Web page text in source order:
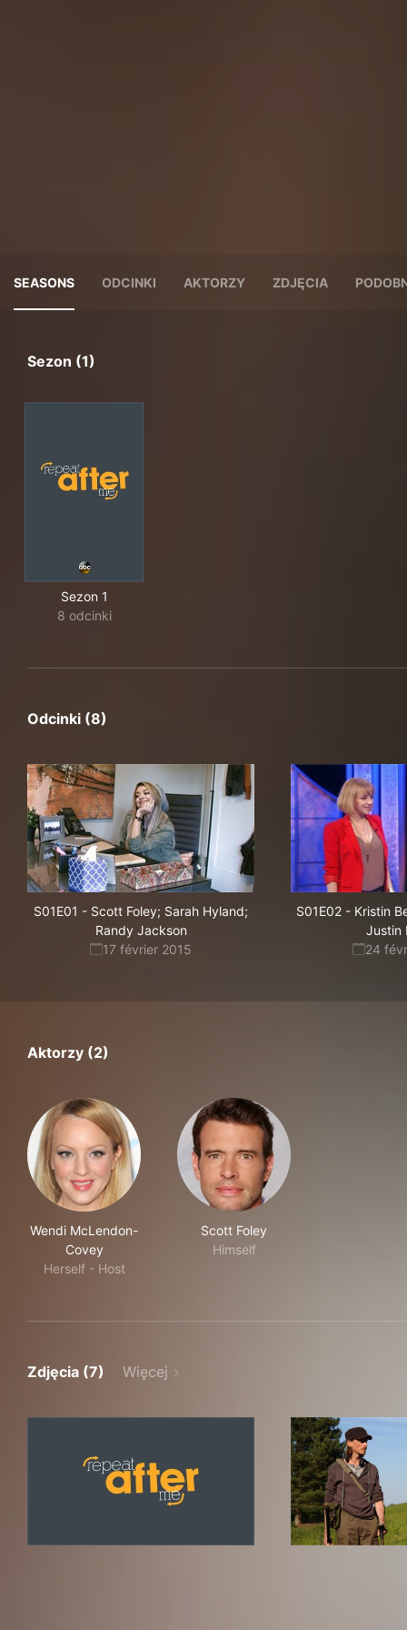
SEASONS ODCINKI AKTORZY ZDJĘCIA
Sezon (1)
Sezon 1
8 odcinki
Odcinki (8)
S01E01 - Scott Foley; Sarah Hyland;
Randy Jackson
17 février 2015
S01E02 - Kristin
Justin
24
Aktorzy (2)
Wendi McLendon-
Covey
Herself - Host
Scott Foley
Himself
Zdjęcia (7) Więcej